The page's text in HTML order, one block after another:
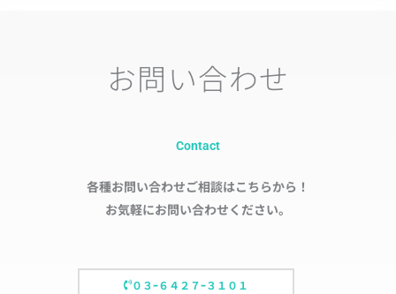
お問い合わせ
Contact
各種お問い合わせご相談はこちらから！
お気軽にお問い合わせください。
０３ｰ６４２７ｰ３１０１